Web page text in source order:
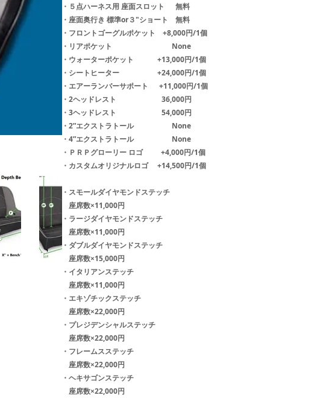
​・５点ハーネス用 座面スロット 無料
・座面奥行き 標準or３"ショート 無料
・フロントゴーグルポケット +8,000円/1個
・リアポケット None
・ウォーターポケット +13,000円/1個
・シートヒーター +24,000円/1個
・エアーランバーサポート +11,000円/1個
・2ヘッドレスト 36,000円
・3ヘッドレスト 54,000円
・2”エクストラトール None
・4”エクストラトール None
・ＰＲＰグローリー ロゴ +4,000円/1個
・カスタムオリジナルロゴ +14,500円/1個
・スモールダイヤモンドステッチ
座席数×11,000円
・ラージダイヤモンドステッチ
座席数×11,000円
・ダブルダイヤモンドステッチ
座席数×15,000円
・イタリアンステッチ
座席数×11,000円
・エキゾチックステッチ
座席数×22,000円
・プレジデンシャルステッチ
座席数×22,000円
・フレームスステッチ
座席数×22,000円
​・ヘキサゴンステッチ
座席数×22,000円